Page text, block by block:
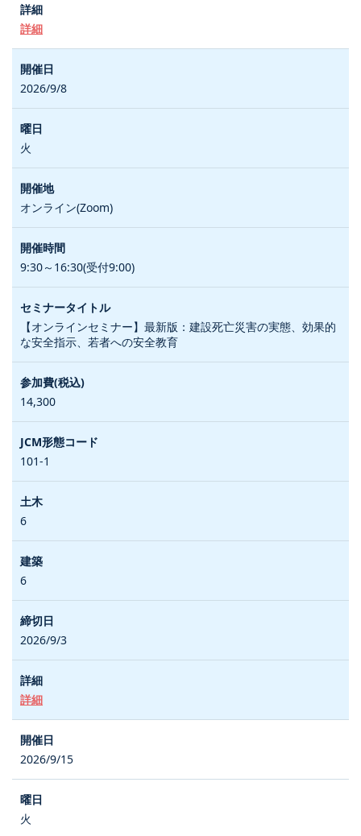
詳細
2026/9/8
火
オンライン(Zoom)
9:30～16:30(受付9:00)
【オンラインセミナー】最新版：建設死亡災害の実態、効果的
な安全指示、若者への安全教育
14,300
101-1
6
6
2026/9/3
詳細
2026/9/15
火